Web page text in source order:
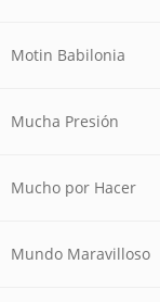
Motin Babilonia
Mucha Presión
Mucho por Hacer
Mundo Maravilloso